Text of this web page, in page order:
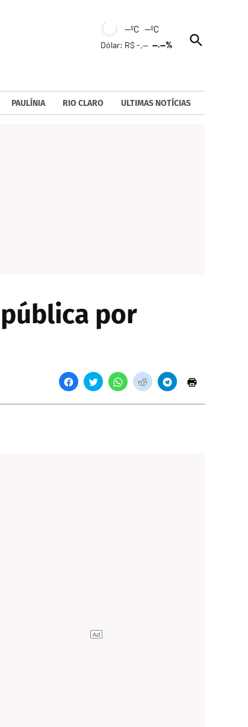
--ºC --ºC
Dólar: R$ -,----.--%
Open
Search
PAULÍNIA RIO CLARO ULTIMAS NOTÍCIAS
por